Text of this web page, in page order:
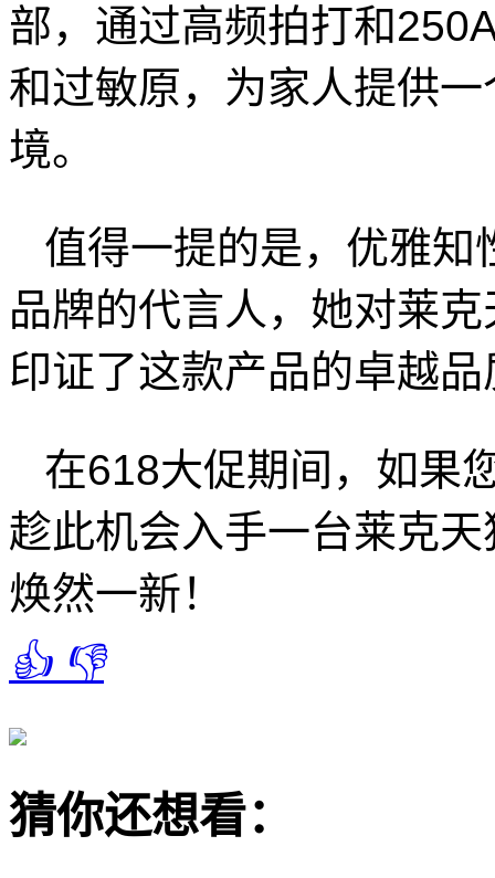
部，通过高频拍打和
和过敏原，为家人提供
境。
值得一提的是，优雅知
品牌的代言人，她对莱
印证了这款产品的卓越
在618大促期间，如果
趁此机会入手一台莱克
焕然一新！
👍 👎
猜你还想看：